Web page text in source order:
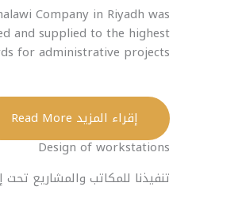
Company in Riyadh was
and supplied to the highest
for administrative projects.
إقراء المزيد Read More
Design of workstations
تنفيذنا للمكاتب والمشاريع